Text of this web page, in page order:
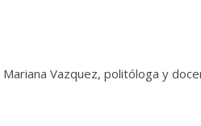
Mariana Vazquez, politóloga y